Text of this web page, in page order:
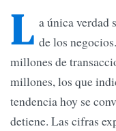
L a única verdad
de los
millones de
millones, los que
tendencia hoy se
detiene. Las cifras